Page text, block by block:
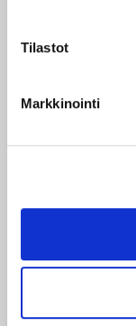
Tilastot
Markkinointi
ennen
sen jälkeen, kun
Tarkistathan
Tapahtuma